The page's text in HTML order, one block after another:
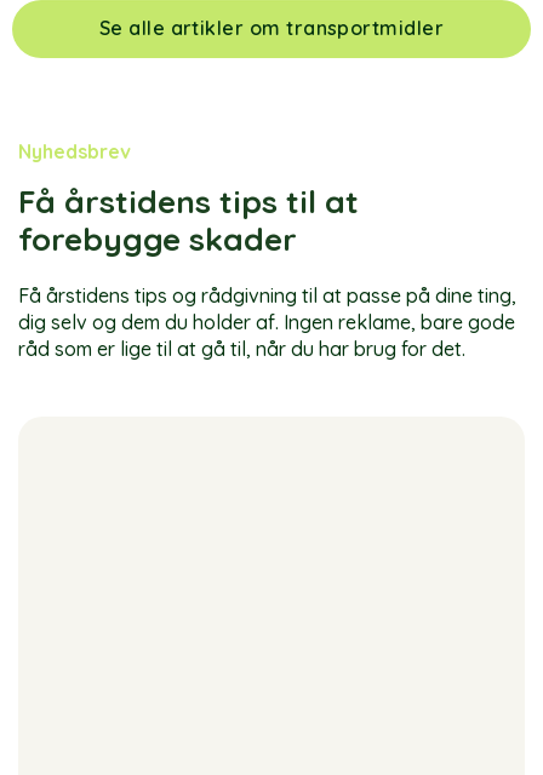
Se alle artikler om transportmidler
Nyhedsbrev
Få årstidens tips til at
forebygge skader
Få årstidens tips og rådgivning til at passe på dine ting,
dig selv og dem du holder af. Ingen reklame, bare gode
råd som er lige til at gå til, når du har brug for det.